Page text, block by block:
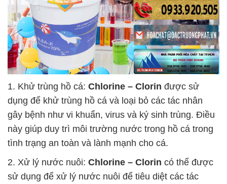
1. Khử trùng hồ cá: Chlorine – Clorin được sử
dụng để khử trùng hồ cá và loại bỏ các tác nhân
gây bệnh như vi khuẩn, virus và ký sinh trùng. Điều
này giúp duy trì môi trường nước trong hồ cá trong
tình trạng an toàn và lành mạnh cho cá.
2. Xử lý nước nuôi: Chlorine – Clorin có thể được
sử dụng để xử lý nước nuôi để tiêu diệt các tác